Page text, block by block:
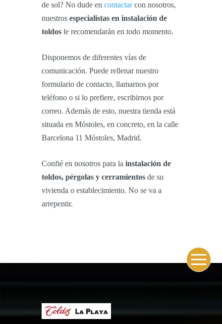
de sol? No dude en contactarcon nosotros,
nuestros especialistas en instalación de
toldos le recomendarán en todo momento.
Disponemos de diferentes vías de
comunicación. Puede rellenar nuestro
formulario de contacto, llamarnos por
teléfono o si lo prefiere, escribirnos por
correo. Además de esto, nuestra tienda está
situada en Móstoles, en concreto, en la calle
Barcelona 11 Móstoles, Madrid.
Confié en nosotros para la instalación de
toldos, pérgolas y cerramientos de su
vivienda o establecimiento. No se va a
arrepentir.